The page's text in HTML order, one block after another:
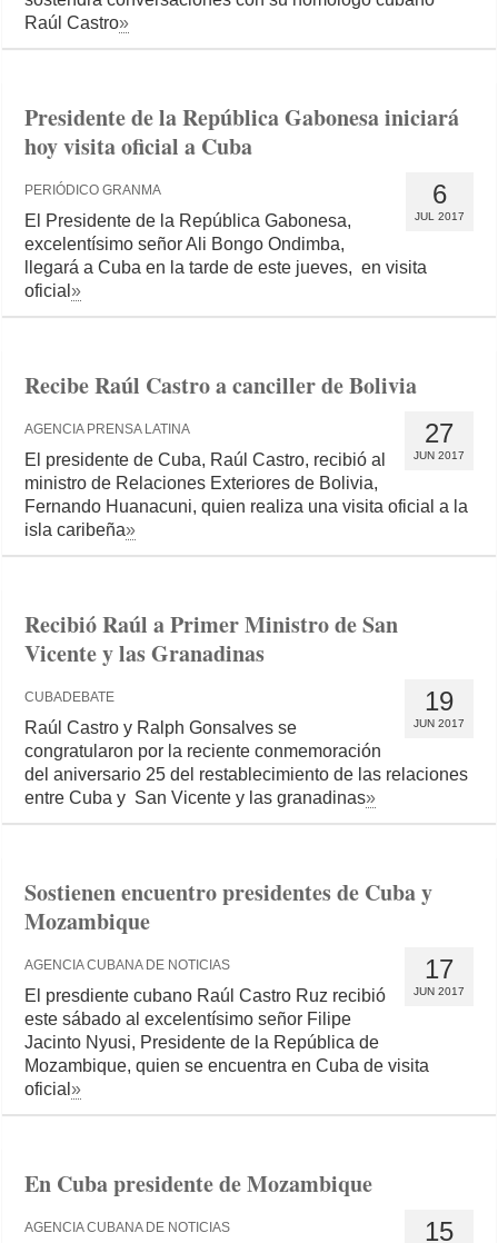
Raúl Castro»
Presidente de la República Gabonesa iniciará
hoy visita oficial a Cuba
6
JUL 2017
PERIÓDICO GRANMA
El Presidente de la República Gabonesa,
excelentísimo señor Ali Bongo Ondimba,
llegará a Cuba en la tarde de este jueves, en visita
oficial»
Recibe Raúl Castro a canciller de Bolivia
27
JUN 2017
AGENCIA PRENSA LATINA
El presidente de Cuba, Raúl Castro, recibió al
ministro de Relaciones Exteriores de Bolivia,
Fernando Huanacuni, quien realiza una visita oficial a la
isla caribeña»
Recibió Raúl a Primer Ministro de San
Vicente y las Granadinas
19
JUN 2017
CUBADEBATE
Raúl Castro y Ralph Gonsalves se
congratularon por la reciente conmemoración
del aniversario 25 del restablecimiento de las relaciones
entre Cuba y San Vicente y las granadinas»
Sostienen encuentro presidentes de Cuba y
Mozambique
17
JUN 2017
AGENCIA CUBANA DE NOTICIAS
El presdiente cubano Raúl Castro Ruz recibió
este sábado al excelentísimo señor Filipe
Jacinto Nyusi, Presidente de la República de
Mozambique, quien se encuentra en Cuba de visita
oficial»
En Cuba presidente de Mozambique
15
AGENCIA CUBANA DE NOTICIAS